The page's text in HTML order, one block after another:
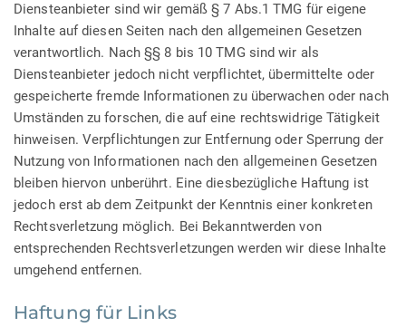
Diensteanbieter sind wir gemäß § 7 Abs.1 TMG für eigene
Inhalte auf diesen Seiten nach den allgemeinen Gesetzen
verantwortlich. Nach §§ 8 bis 10 TMG sind wir als
Diensteanbieter jedoch nicht verpflichtet, übermittelte oder
gespeicherte fremde Informationen zu überwachen oder nach
Umständen zu forschen, die auf eine rechtswidrige Tätigkeit
hinweisen. Verpflichtungen zur Entfernung oder Sperrung der
Nutzung von Informationen nach den allgemeinen Gesetzen
bleiben hiervon unberührt. Eine diesbezügliche Haftung ist
jedoch erst ab dem Zeitpunkt der Kenntnis einer konkreten
Rechtsverletzung möglich. Bei Bekanntwerden von
entsprechenden Rechtsverletzungen werden wir diese Inhalte
umgehend entfernen.
Haftung für Links